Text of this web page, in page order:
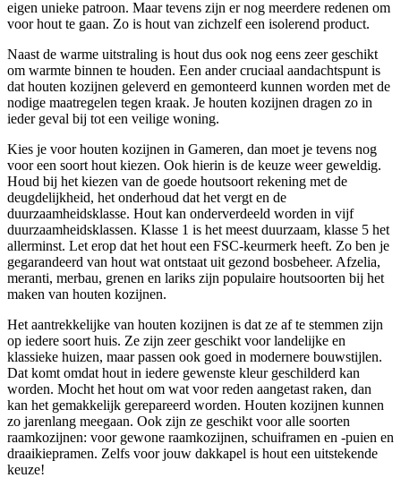
eigen unieke patroon. Maar tevens zijn er nog meerdere redenen om
voor hout te gaan. Zo is hout van zichzelf een isolerend product.
Naast de warme uitstraling is hout dus ook nog eens zeer geschikt
om warmte binnen te houden. Een ander cruciaal aandachtspunt is
dat houten kozijnen geleverd en gemonteerd kunnen worden met de
nodige maatregelen tegen kraak. Je houten kozijnen dragen zo in
ieder geval bij tot een veilige woning.
Kies je voor houten kozijnen in Gameren, dan moet je tevens nog
voor een soort hout kiezen. Ook hierin is de keuze weer geweldig.
Houd bij het kiezen van de goede houtsoort rekening met de
deugdelijkheid, het onderhoud dat het vergt en de
duurzaamheidsklasse. Hout kan onderverdeeld worden in vijf
duurzaamheidsklassen. Klasse 1 is het meest duurzaam, klasse 5 het
allerminst. Let erop dat het hout een FSC-keurmerk heeft. Zo ben je
gegarandeerd van hout wat ontstaat uit gezond bosbeheer. Afzelia,
meranti, merbau, grenen en lariks zijn populaire houtsoorten bij het
maken van houten kozijnen.
Het aantrekkelijke van houten kozijnen is dat ze af te stemmen zijn
op iedere soort huis. Ze zijn zeer geschikt voor landelijke en
klassieke huizen, maar passen ook goed in modernere bouwstijlen.
Dat komt omdat hout in iedere gewenste kleur geschilderd kan
worden. Mocht het hout om wat voor reden aangetast raken, dan
kan het gemakkelijk gerepareerd worden. Houten kozijnen kunnen
zo jarenlang meegaan. Ook zijn ze geschikt voor alle soorten
raamkozijnen: voor gewone raamkozijnen, schuiframen en -puien en
draaikiepramen. Zelfs voor jouw dakkapel is hout een uitstekende
keuze!